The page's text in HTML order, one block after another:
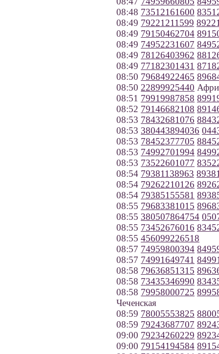
08:48 73512161600
08:49 79221211599
08:49 79150462704
08:49 74952231607
08:49 78126403962
08:49 77182301431
08:50 79684922465
08:50 22899925440
08:51 79919987858
08:52 79146682108
08:53 78432681076
08:53 380443894036
08:53 78452377705
08:53 74992701994
08:53 73522601077
08:54 79381138963
08:54 79262210126
08:54 79385155581
08:55 79683381015
08:55 380507864754
08:55 73452676016
08:55 456099226518
08:57 74959800394
08:57 74991649741
08:58 79636851315
08:58 73435346990
08:58 79958000725
Чеченская
08:59 78005553825
08:59 79243687707
09:00 79234260229
09:00 79154194584